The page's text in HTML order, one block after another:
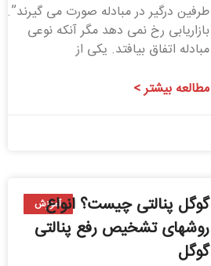
طرفین درگیر در مبادله صورت می گیرند”.
بازاریابی رخ نمی دهد مگر آنکه نوعی
مبادله اتفاق بیافتد. یکی از
مطالعه بیشتر >
آموزش
گوگل پنالتی چیست؟ انواع
روشهای تشخیص رفع پنالتی
گوگل